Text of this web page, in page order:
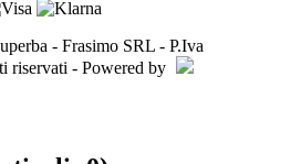
- Frasimo SRL - P.Iva
riservati - Powered by